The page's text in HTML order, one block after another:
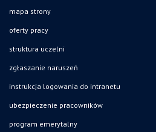
mapa strony
oferty pracy
struktura uczelni
zgłaszanie naruszeń
instrukcja logowania do intranetu
ubezpieczenie pracowników
program emerytalny